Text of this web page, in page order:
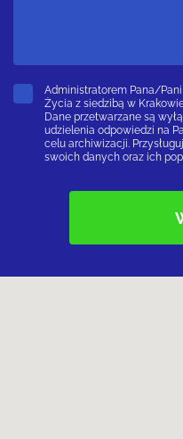
Administratorem Pana/
Życia z siedzibą w
Dane przetwarzane są
udzielenia odpowiedzi na
celu archiwizacji.
swoich danych oraz ich